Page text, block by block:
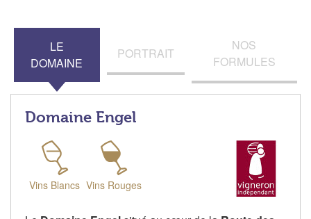
LE
DOMAINE
PORTRAIT
NOS
FORMULES
Domaine Engel
Vins Blancs Vins Rouges